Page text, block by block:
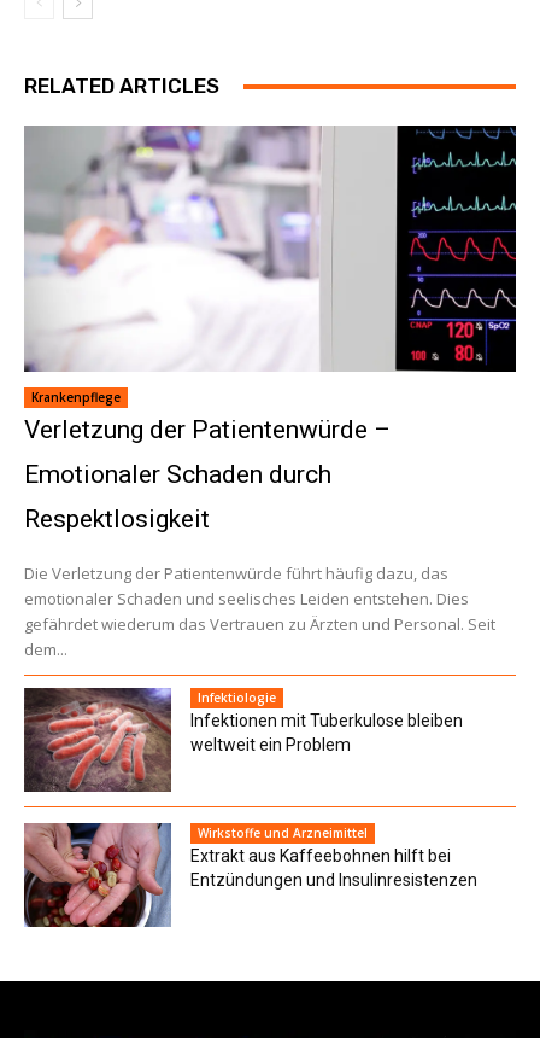
RELATED ARTICLES
Krankenpflege
Verletzung der Patientenwürde –
Emotionaler Schaden durch
Respektlosigkeit
Die Verletzung der Patientenwürde führt häufig dazu, das
emotionaler Schaden und seelisches Leiden entstehen. Dies
gefährdet wiederum das Vertrauen zu Ärzten und Personal. Seit
dem...
Infektiologie
Infektionen mit Tuberkulose bleiben
weltweit ein Problem
Wirkstoffe und Arzneimittel
Extrakt aus Kaffeebohnen hilft bei
Entzündungen und Insulinresistenzen